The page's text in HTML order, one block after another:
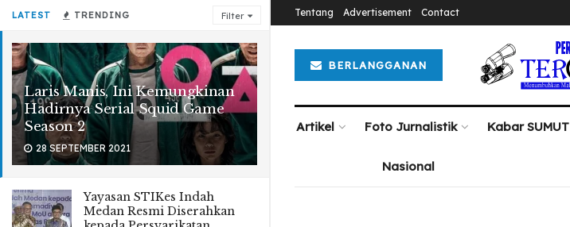
LATEST TRENDING Filter
Laris Manis, Ini Kemungkinan
Hadirnya Serial Squid Game
Season 2
28 SEPTEMBER 2021
Yayasan STIKes Indah
Medan Resmi Diserahkan
Tentang Advertisement Contact
BERLANGGANAN
Artikel Foto Jurnalistik Kabar SUMUT
Nasional